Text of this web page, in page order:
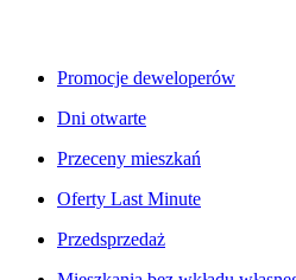
Promocje deweloperów
Dni otwarte
Przeceny mieszkań
Oferty Last Minute
Przedsprzedaż